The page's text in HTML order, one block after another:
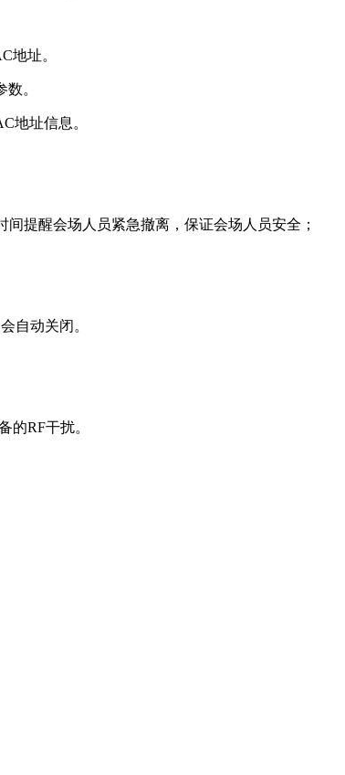
地址。
。
地址信息。
提醒会场人员紧急撤离，保证会场人员安全；
自动关闭。
的RF干扰。